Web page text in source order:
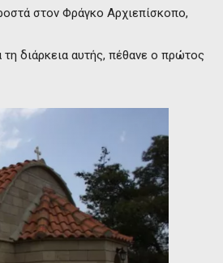
στον Φράγκο Αρχιεπίσκοπο,
τη διάρκεια αυτής, πέθανε ο πρώτος